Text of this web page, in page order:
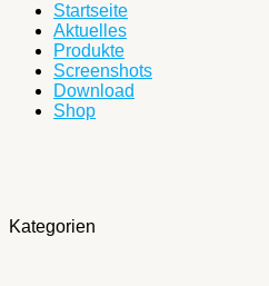
Startseite
Aktuelles
Produkte
Screenshots
Download
Shop
Kategorien